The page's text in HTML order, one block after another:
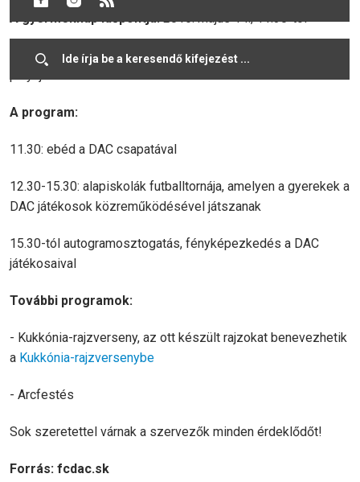
A gyermeknap időpontja:2016. május 14., 11.30-tól
Helyszín:Dunaszerdahely, a szabadidőpark műfüves
A program:
11.30: ebéd a DAC csapatával
12.30-15.30: alapiskolák futballtornája, amelyen a gyerekek a
DAC játékosok közreműködésével játszanak
15.30-tól autogramosztogatás, fényképezkedés a DAC
játékosaival
További programok:
- Kukkónia-rajzverseny, az ott készült rajzokat benevezhetik
a Kukkónia-rajzversenybe
- Arcfestés
Sok szeretettel várnak a szervezők minden érdeklődőt!
Forrás: fcdac.sk